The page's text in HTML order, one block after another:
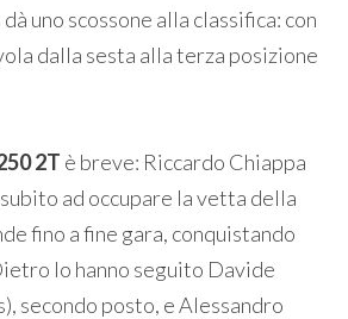
uno scossone alla classifica: con
dalla sesta alla terza posizione
2T è breve: Riccardo Chiappa
ad occupare la vetta della
fino a fine gara, conquistando
lo hanno seguito Davide
secondo posto, e Alessandro